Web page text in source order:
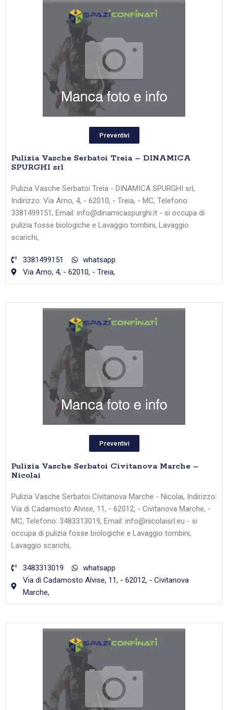
Preventivi
Pulizia Vasche Serbatoi Treia – DINAMICA
SPURGHI srl
Pulizia Vasche Serbatoi Treia - DINAMICA SPURGHI srl,
Indirizzo: Via Arno, 4, - 62010, - Treia, - MC, Telefono:
3381499151, Email: info@dinamicaspurghi.it - si occupa di
pulizia fosse biologiche e Lavaggio tombini, Lavaggio
scarichi,
3381499151
whatsapp
Via Arno, 4, - 62010, - Treia,
Preventivi
Pulizia Vasche Serbatoi Civitanova Marche –
Nicolai
Pulizia Vasche Serbatoi Civitanova Marche - Nicolai, Indirizzo:
Via di Cadamosto Alvise, 11, - 62012, - Civitanova Marche, -
MC, Telefono: 3483313019, Email: info@nicolaisrl.eu - si
occupa di pulizia fosse biologiche e Lavaggio tombini,
Lavaggio scarichi,
3483313019
whatsapp
Via di Cadamosto Alvise, 11, - 62012, - Civitanova
Marche,